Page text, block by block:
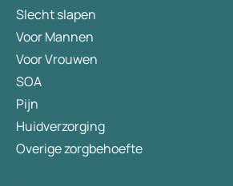
Slecht slapen
Voor Mannen
Voor Vrouwen
SOA
Pijn
Huidverzorging
Overige zorgbehoefte